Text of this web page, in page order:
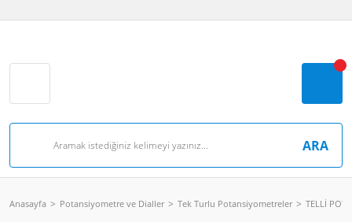
ARA
Anasayfa Potansiyometre ve Dialler Tek Turlu Potansiyometreler TELLİ